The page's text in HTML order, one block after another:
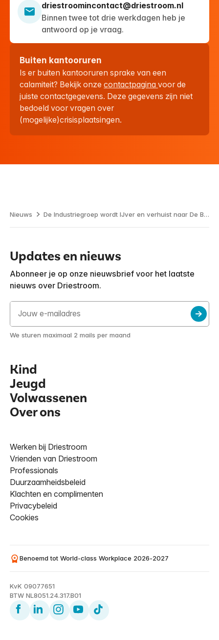
driestroomincontact@driestroom.nl
Binnen twee tot drie werkdagen heb je
antwoord op je vraag.
Buiten kantooruren
Is er buiten kantooruren sprake van een
calamiteit? Bekijk onzecontactpaginavoor de
juiste contactgegevens. Deze gegevens zijn niet
bedoeld voor vragen over
(mogelijke)crisisplaatsingen.
Nieuws De Industriegroep wordt IJver en verhuist naar De Boekweit
Updates en nieuws
Abonneer je op onze nieuwsbrief voor het laatste
nieuws over Driestroom.
We sturen maximaal 2 mails per maand
Kind
Jeugd
Volwassenen
Over ons
Werken bij Driestroom
Vrienden van Driestroom
Professionals
Duurzaamheidsbeleid
Klachten en complimenten
Privacybeleid
Cookies
Benoemd tot World-class Workplace 2026-2027
KvK 09077651
BTW NL8051.24.317.B01